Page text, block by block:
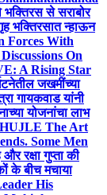
भक्तिरस से सराबोर
भक्तिरसात न्हाऊन
Forces With
On
A Rising Star
जखमींच्या
गायकवाड यांनी
योजनांचा लाभ
The Art
Some Men
रक्षा गुप्ता की
के बीच मचाया
His